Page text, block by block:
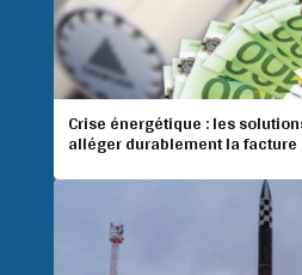
Crise énergétique : les
alléger durablement la facture